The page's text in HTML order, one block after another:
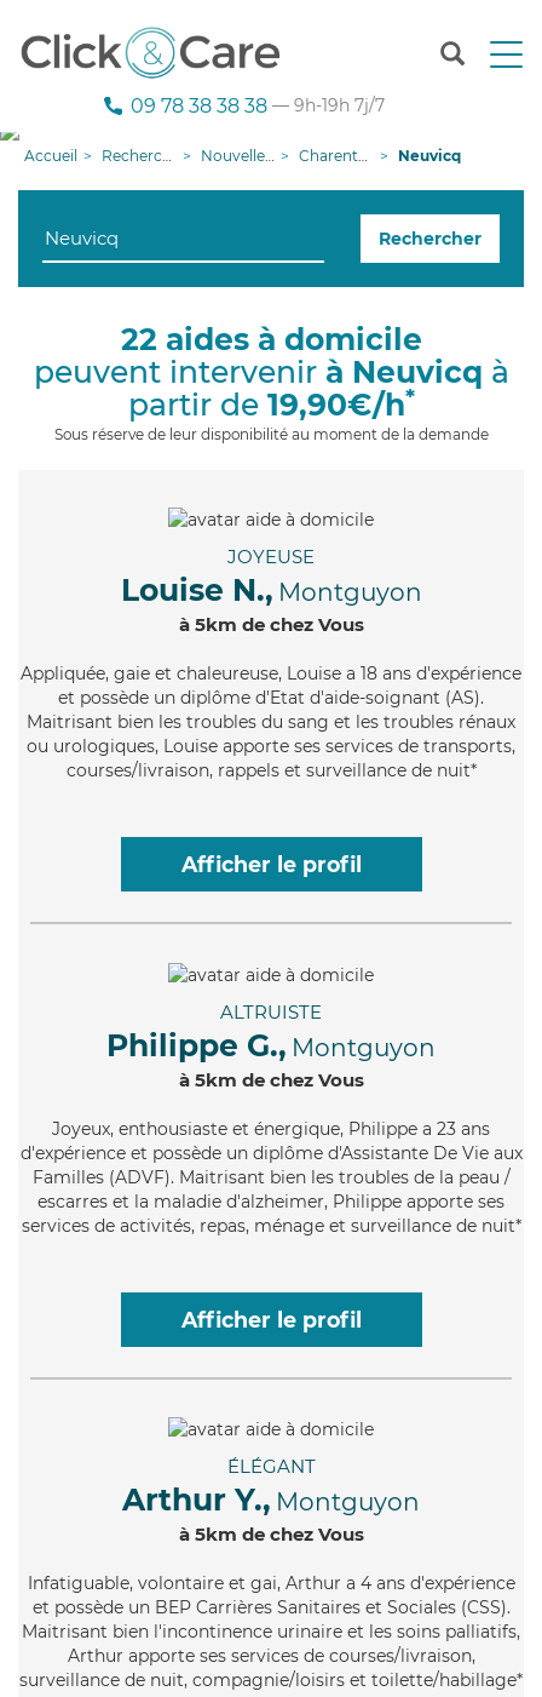
T
n
g
i
09 78 38 38 38 — 9h-19h 7j/7
Accueil Recherche aide à domicile Nouvelle-Aquitaine Charente-Maritime Neuvicq
Rechercher
22 aides à domicile
peuvent intervenir à Neuvicq à
partir de 19,90€/h*
Sous réserve de leur disponibilité au moment de la demande
JOYEUSE
Louise N., Montguyon
à 5km de chez Vous
Appliquée, gaie et chaleureuse, Louise a 18 ans d'expérience
et possède un diplôme d'Etat d'aide-soignant (AS).
Maitrisant bien les troubles du sang et les troubles rénaux
ou urologiques, Louise apporte ses services de transports,
courses/livraison, rappels et surveillance de nuit*
Afficher le profil
ALTRUISTE
Philippe G., Montguyon
à 5km de chez Vous
Joyeux, enthousiaste et énergique, Philippe a 23 ans
d'expérience et possède un diplôme d'Assistante De Vie aux
Familles (ADVF). Maitrisant bien les troubles de la peau /
escarres et la maladie d'alzheimer, Philippe apporte ses
services de activités, repas, ménage et surveillance de nuit*
Afficher le profil
ÉLÉGANT
Arthur Y., Montguyon
à 5km de chez Vous
Infatiguable, volontaire et gai, Arthur a 4 ans d'expérience
et possède un BEP Carrières Sanitaires et Sociales (CSS).
Maitrisant bien l'incontinence urinaire et les soins palliatifs,
Arthur apporte ses services de courses/livraison,
surveillance de nuit, compagnie/loisirs et toilette/habillage*